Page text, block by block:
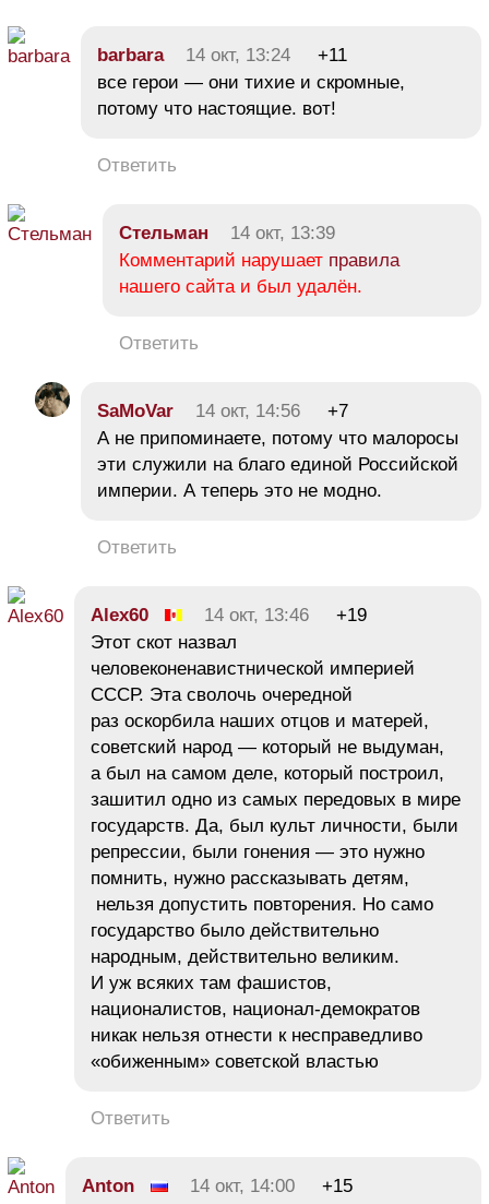
barbara 14 окт, 13:24
+11
все герои — они тихие и скромные,
потому что настоящие. вот!
Ответить
Стельман
14 окт, 13:39
Комментарий нарушает правила
нашего сайта и был удалён.
Ответить
SaMoVar 14 окт, 14:56
+7
А не припоминаете, потому что малоросы
эти служили на благо единой Российской
империи. А теперь это не модно.
Ответить
Alex60 14 окт, 13:46
+19
Этот скот назвал
человеконенавистнической империей
СССР. Эта сволочь очередной
раз оскорбила наших отцов и матерей,
советский народ — который не выдуман,
а был на самом деле, который построил,
зашитил одно из самых передовых в мире
государств. Да, был культ личности, были
репрессии, были гонения — это нужно
помнить, нужно рассказывать детям,
нельзя допустить повторения. Но само
государство было действительно
народным, действительно великим.
И уж всяких там фашистов,
националистов, национал-демократов
никак нельзя отнести к несправедливо
«обиженным» советской властью
Ответить
Anton 14 окт, 14:00
+15